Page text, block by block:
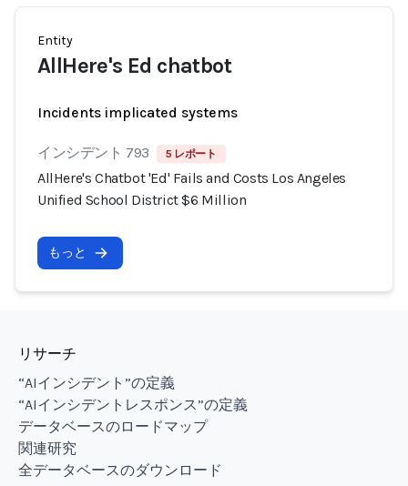
Entity
AllHere's Ed chatbot
Incidents implicated systems
インシデント 793 5 レポート
AllHere's Chatbot 'Ed' Fails and Costs Los Angeles
Unified School District $6 Million
もっと
リサーチ
“AIインシデント”の定義
“AIインシデントレスポンス”の定義
データベースのロードマップ
関連研究
全データベースのダウンロード